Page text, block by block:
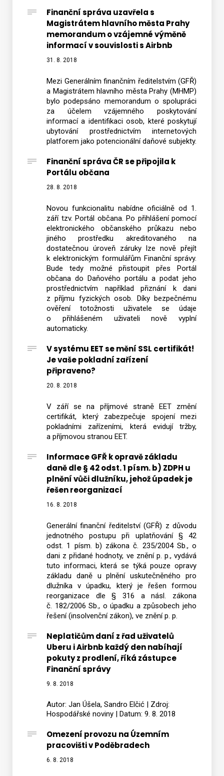
Finanční správa uzavřela s
Magistrátem hlavního města Prahy
memorandum o vzájemné výměně
informací v souvislosti s Airbnb
31. 8. 2018
Mezi Generálním finančním ředitelstvím (GFŘ)
a Magistrátem hlavního města Prahy (MHMP)
bylo podepsáno memorandum o spolupráci
za účelem vzájemného poskytování
informací a identifikaci osob, které poskytují
ubytování prostřednictvím internetových
platforem jako potencionální daňové subjekty.
Finanční správa ČR se připojila k
Portálu občana
28. 8. 2018
Novou funkcionalitu nabídne oficiálně od 1.
září tzv. Portál občana. Po přihlášení pomocí
elektronického občanského průkazu nebo
jiného prostředku akreditovaného na
dostatečnou úroveň záruky lze nově přejít
k elektronickým formulářům Finanční správy.
Bude tedy možné přistoupit přes Portál
občana do Daňového portálu a podat jeho
prostřednictvím například přiznání k dani
z příjmu fyzických osob. Díky bezpečnému
ověření totožnosti uživatele se údaje
o přihlášeném uživateli nově vyplní
automaticky.
V systému EET se mění SSL certifikát!
Je vaše pokladní zařízení
připraveno?
20. 8. 2018
V září se na příjmové straně EET změní
certifikát, který zabezpečuje spojení mezi
pokladními zařízeními, která evidují tržby,
a příjmovou stranou EET.
Informace GFŘ k opravě základu
daně dle § 42 odst. 1 písm. b) ZDPH u
plnění vůči dlužníku, jehož úpadek je
řešen reorganizací
16. 8. 2018
Generální finanční ředitelství (GFŘ) z důvodu
jednotného postupu při uplatňování § 42
odst. 1 písm. b) zákona č. 235/2004 Sb., o
dani z přidané hodnoty, ve znění p. p., vydává
tuto informaci, která se týká pouze opravy
základu daně u plnění uskutečněného pro
dlužníka v úpadku, který je řešen formou
reorganizace dle § 316 a násl. zákona
č. 182/2006 Sb., o úpadku a způsobech jeho
řešení (insolvenční zákon), ve znění p. p.
Neplatičům daní z řad uživatelů
Uberu i Airbnb každý den nabíhají
pokuty z prodlení, říká zástupce
Finanční správy
9. 8. 2018
Autor: Jan Úšela, Sandro Elčić | Zdroj:
Hospodářské noviny | Datum: 9. 8. 2018
Omezení provozu na Územním
pracovišti v Poděbradech
6. 8. 2018